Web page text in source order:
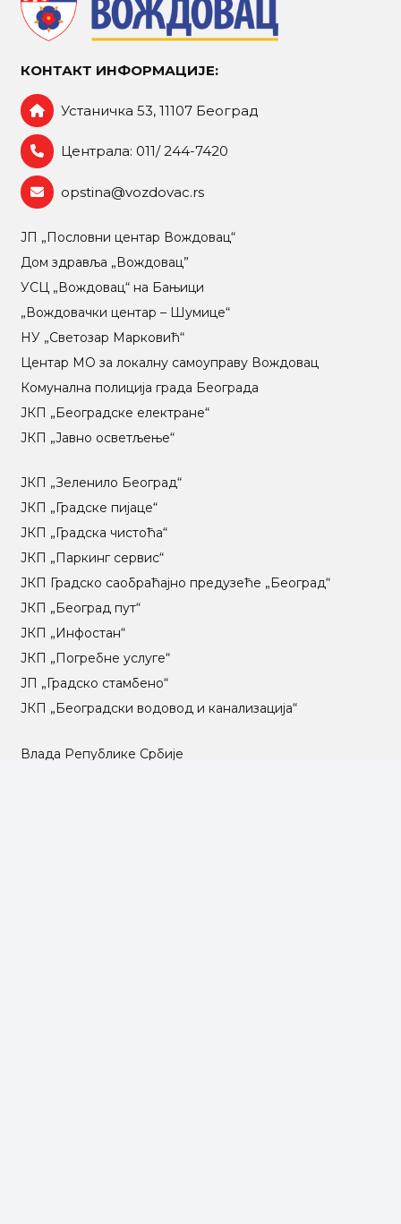
КОНТАКТ ИНФОРМАЦИЈЕ:
Устаничка 53, 11107 Београд
Централа: 011/ 244-7420
opstina@vozdovac.rs
ЈП „Пословни центар Вождовац“
Дом здравља „Вождовац”
УСЦ „Вождовац“ на Бањици
„Вождовачки центар – Шумице“
НУ „Светозар Марковић“
Центар МO за локалну самоуправу Вождовац
Комунална полиција града Београда
ЈКП „Београдске електране“
ЈКП „Јавно осветљење“
ЈКП „Зеленило Београд“
ЈКП „Градске пијаце“
ЈКП „Градска чистоћа“
ЈКП „Паркинг сервис“
ЈКП Градско саобраћајно предузеће „Београд“
ЈКП „Београд пут“
ЈКП „Инфостан“
ЈКП „Погребне услуге“
ЈП „Градско стамбено“
ЈКП „Београдски водовод и канализација“
Влада Републике Србије